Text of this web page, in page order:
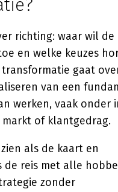
richting: waar wil de
en welke keuzes
transformatie gaat
van een
werken, vaak onder
of klantgedrag.
als de kaart en
de reis met alle
zonder